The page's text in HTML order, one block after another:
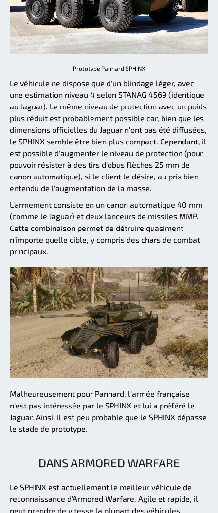
Prototype Panhard SPHINX
Le véhicule ne dispose que d'un blindage léger, avec
une estimation niveau 4 selon STANAG 4569 (identique
au Jaguar). Le même niveau de protection avec un poids
plus réduit est probablement possible car, bien que les
dimensions officielles du Jaguar n'ont pas été diffusées,
le SPHINX semble être bien plus compact. Cependant, il
est possible d'augmenter le niveau de protection (pour
pouvoir résister à des tirs d'obus flèches 25 mm de
canon automatique), si le client le désire, au prix bien
entendu de l'augmentation de la masse.
L'armement consiste en un canon automatique 40 mm
(comme le Jaguar) et deux lanceurs de missiles MMP.
Cette combinaison permet de détruire quasiment
n'importe quelle cible, y compris des chars de combat
principaux.
Malheureusement pour Panhard, l'armée française
n'est pas intéressée par le SPHINX et lui a préféré le
Jaguar. Ainsi, il est peu probable que le SPHINX dépasse
le stade de prototype.
DANS ARMORED WARFARE
Le SPHINX est actuellement le meilleur véhicule de
reconnaissance d'Armored Warfare. Agile et rapide, il
peut prendre de vitesse la plupart des véhicules